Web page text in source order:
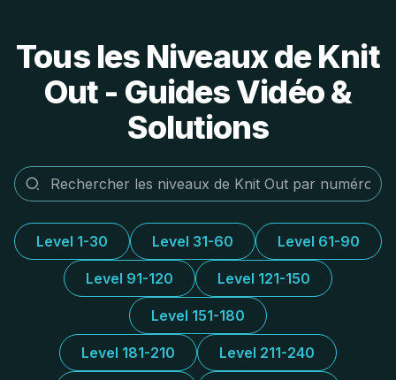
Tous les Niveaux de Knit
Out - Guides Vidéo &
Solutions
Level 1-30 Level 31-60 Level 61-90
Level 91-120 Level 121-150
Level 151-180
Level 181-210 Level 211-240